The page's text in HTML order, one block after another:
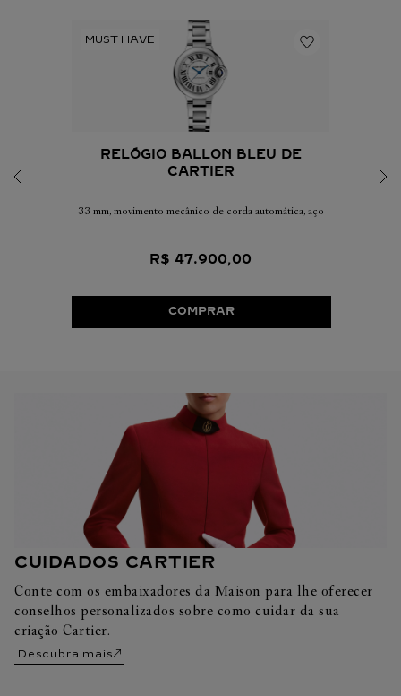
RELÓGIO BALLON BLEU DE
CARTIER
33 mm, movimento mecânico de corda automática, aço
R$ 47.900,00
COMPRAR
CUIDADOS CARTIER
Conte com os embaixadores da Maison para lhe oferecer
conselhos personalizados sobre como cuidar da sua
criação Cartier.
Descubra mais